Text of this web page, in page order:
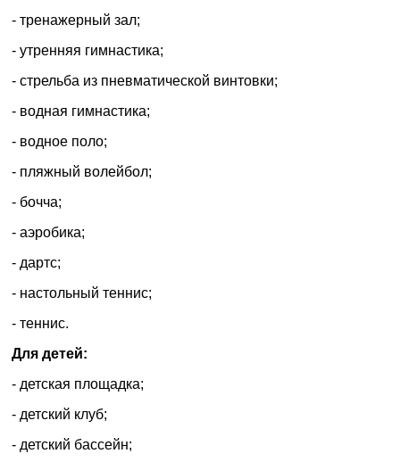
- тренажерный зал;
- утренняя гимнастика;
- стрельба из пневматической винтовки;
- водная гимнастика;
- водное поло;
- пляжный волейбол;
- бочча;
- аэробика;
- дартс;
- настольный теннис;
- теннис.
Для детей:
- детская площадка;
- детский клуб;
- детский бассейн;
*поля обов'язкові для